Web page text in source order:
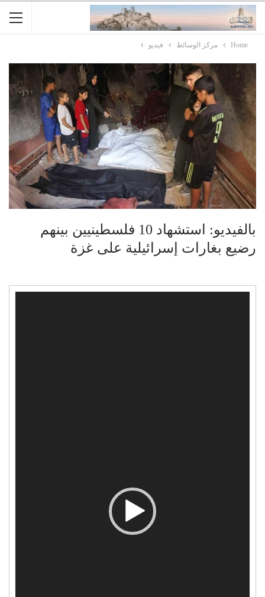
Home مركز الوسائظ فيديو
بالفیدیو: استشهاد 10 فلسطينيين بينهم
رضيع بغارات إسرائيلية على غزة